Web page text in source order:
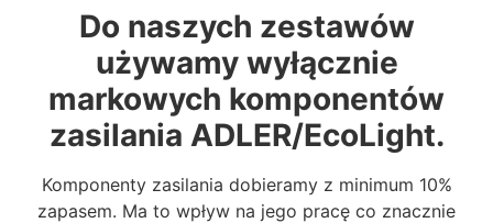
Do naszych zestawów
używamy wyłącznie
markowych komponentów
zasilania ADLER/EcoLight.
Komponenty zasilania dobieramy z minimum 10%
zapasem. Ma to wpływ na jego pracę co znacznie